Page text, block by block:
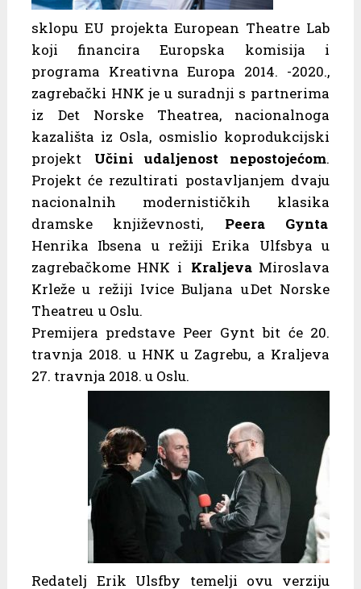
sklopu EU projekta European Theatre Lab
koji financira Europska komisija i
programa Kreativna Europa 2014. -2020.,
zagrebački HNK je u suradnji s partnerima
iz Det Norske Theatrea, nacionalnoga
kazališta iz Osla, osmislio koprodukcijski
projekt Učini udaljenost nepostojećom.
Projekt će rezultirati postavljanjem dvaju
nacionalnih modernističkih klasika
dramske književnosti, Peera Gynta
Henrika Ibsena u režiji Erika Ulfsbya u
zagrebačkome HNK i KraljevaMiroslava
Krleže u režiji Ivice Buljana u Det Norske
Theatreu u Oslu.
Premijera predstave Peer Gynt bit će 20.
travnja 2018. u HNK u Zagrebu, a Kraljeva
27. travnja 2018. u Oslu.
Redatelj Erik Ulsfby temelji ovu verziju